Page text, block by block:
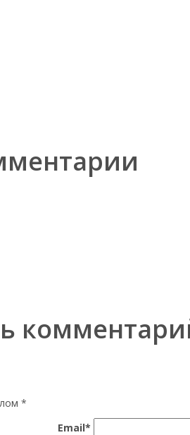
*
Email*